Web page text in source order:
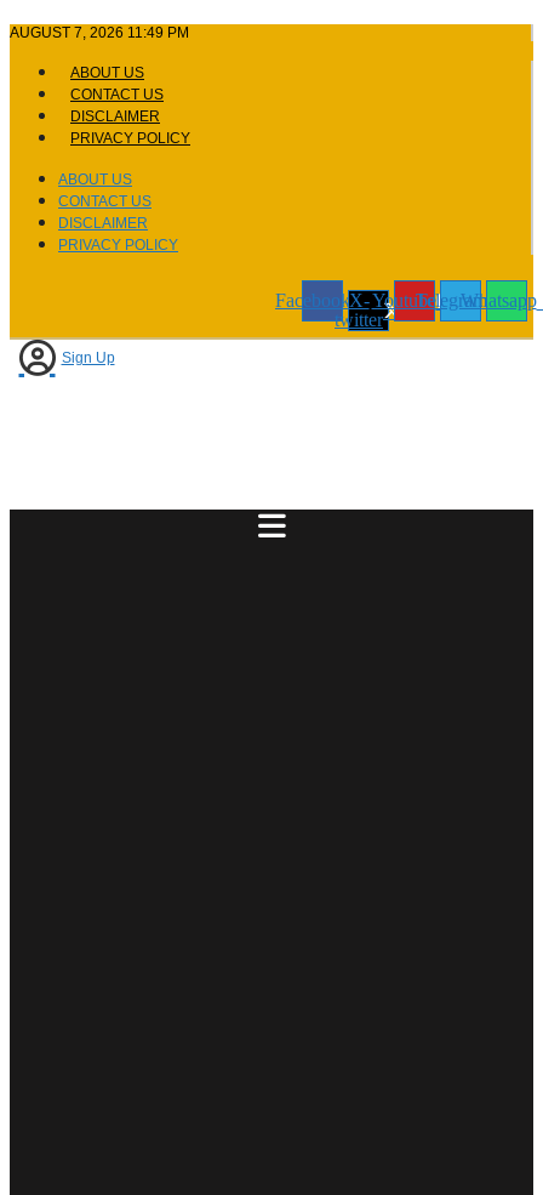
to
AUGUST 7, 2026 11:49 PM
ABOUT US
CONTACT US
DISCLAIMER
PRIVACY POLICY
ABOUT US
CONTACT US
DISCLAIMER
PRIVACY POLICY
FacebookX-
twitter
YoutubeTelegramWhatsapp
Sign Up